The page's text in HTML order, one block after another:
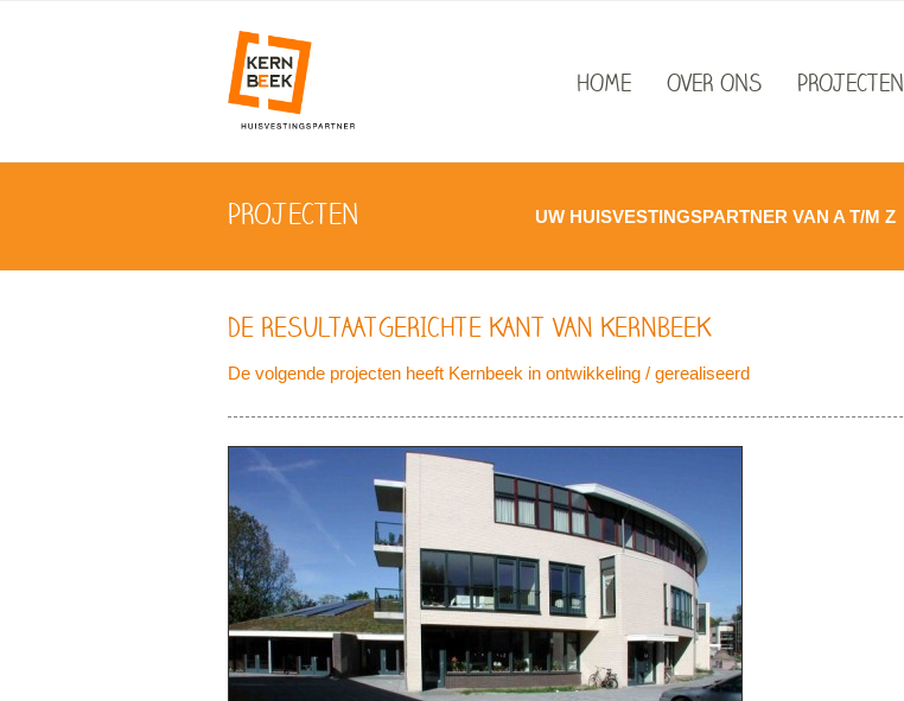
HOME OVER ONS PROJECTEN
PROJECTEN UW HUISVESTINGSPARTNER VAN A T/M Z
DE RESULTAATGERICHTE KANT VAN KERNBEEK
De volgende projecten heeft Kernbeek in ontwikkeling / gerealiseerd